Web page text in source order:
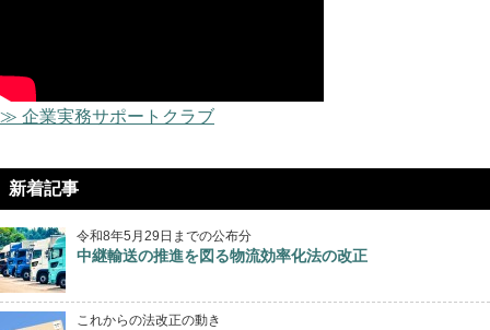
≫ 企業実務サポートクラブ
新着記事
令和8年5月29日までの公布分
中継輸送の推進を図る物流効率化法の改正
これからの法改正の動き